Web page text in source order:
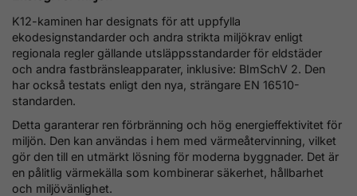
K12-kaminen har designats för att uppfylla
ekodesignstandarder och andra strikta miljökrav enligt
regionala regler gällande utsläppsstandarder för eldstäder
och andra fastbränsleapparater, inklusive: BImSchV 2. Den
har också testats enligt den nya, strängare EN 16510-
standarden.
Detta garanterar ren förbränning och hög energieffektivitet för
miljön. Den kan användas i hem med värmeåtervinning, vilket
gör den till en utmärkt lösning för moderna byggnader. Det är
en pålitlig värmekälla som kombinerar säkerhet, hållbarhet
och miljövänlighet.